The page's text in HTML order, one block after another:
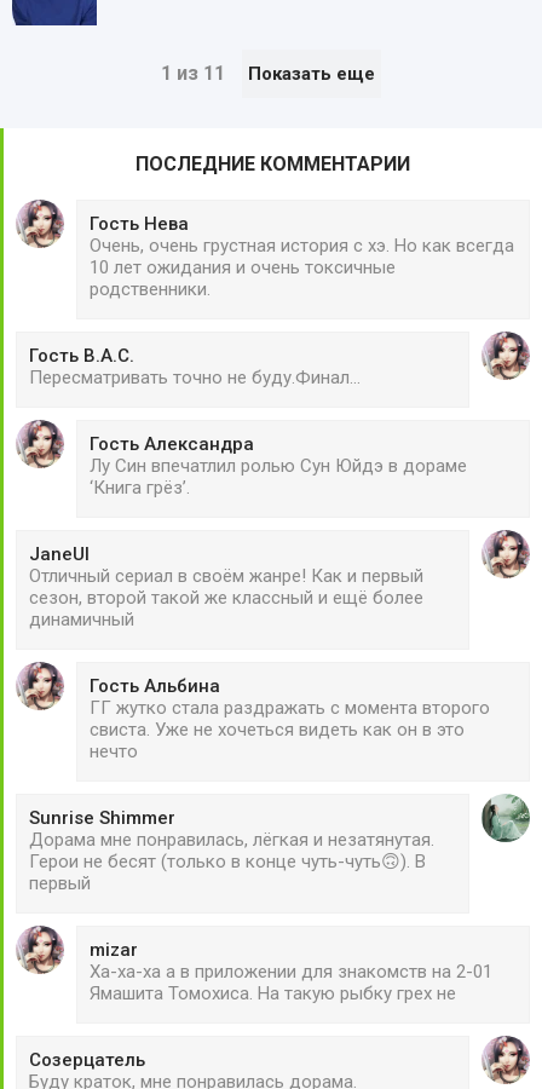
1 из 11 Показать еще
ПОСЛЕДНИЕ КОММЕНТАРИИ
Гость Нева
Очень, очень грустная история с хэ. Но как всегда
10 лет ожидания и очень токсичные
родственники.
Гость В.А.С.
Пересматривать точно не буду.Финал...
Гость Александра
Лу Син впечатлил ролью Сун Юйдэ в дораме
‘Книга грёз’.
JaneUl
Отличный сериал в своём жанре! Как и первый
сезон, второй такой же классный и ещё более
динамичный
Гость Альбина
ГГ жутко стала раздражать с момента второго
свиста. Уже не хочеться видеть как он в это
нечто
Sunrise Shimmer
Дорама мне понравилась, лёгкая и незатянутая.
Герои не бесят (только в конце чуть-чуть🙃). В
первый
mizar
Ха-ха-ха а в приложении для знакомств на 2-01
Ямашита Томохиса. На такую рыбку грех не
Созерцатель
Буду краток, мне понравилась дорама.